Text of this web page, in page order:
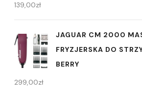
139,00zł
JAGUAR CM 2000
FRYZJERSKA DO
BERRY
299,00zł